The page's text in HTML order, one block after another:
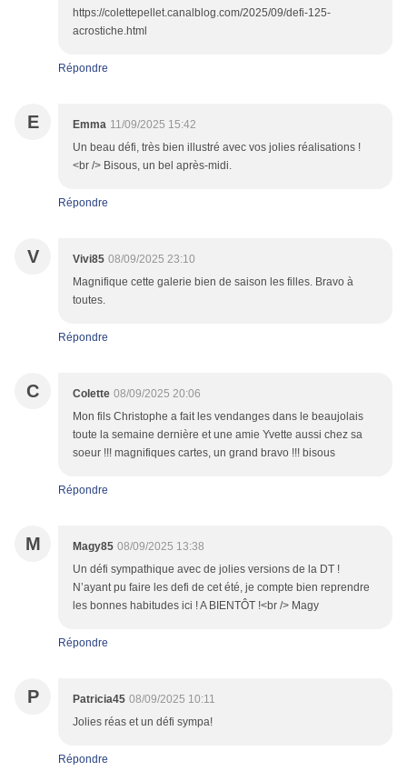
https://colettepellet.canalblog.com/2025/09/defi-125-
acrostiche.html
Répondre
E Emma 11/09/2025 15:42
Un beau défi, très bien illustré avec vos jolies réalisations !
<br /> Bisous, un bel après-midi.
Répondre
V Vivi85 08/09/2025 23:10
Magnifique cette galerie bien de saison les filles. Bravo à
toutes.
Répondre
C Colette 08/09/2025 20:06
Mon fils Christophe a fait les vendanges dans le beaujolais
toute la semaine dernière et une amie Yvette aussi chez sa
soeur !!! magnifiques cartes, un grand bravo !!! bisous
Répondre
M Magy85 08/09/2025 13:38
Un défi sympathique avec de jolies versions de la DT !
N’ayant pu faire les defi de cet été, je compte bien reprendre
les bonnes habitudes ici ! A BIENTÔT !<br /> Magy
Répondre
P Patricia45 08/09/2025 10:11
Jolies réas et un défi sympa!
Répondre